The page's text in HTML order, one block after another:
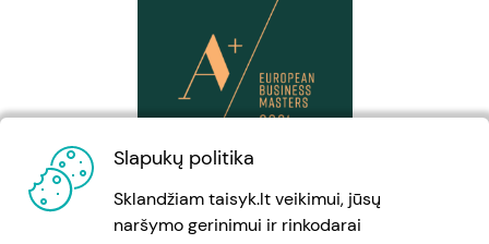
Slapukų politika
Sklandžiam taisyk.lt veikimui, jūsų
naršymo gerinimui ir rinkodarai